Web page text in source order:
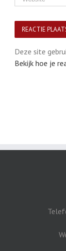
Deze site
Bekijk hoe je